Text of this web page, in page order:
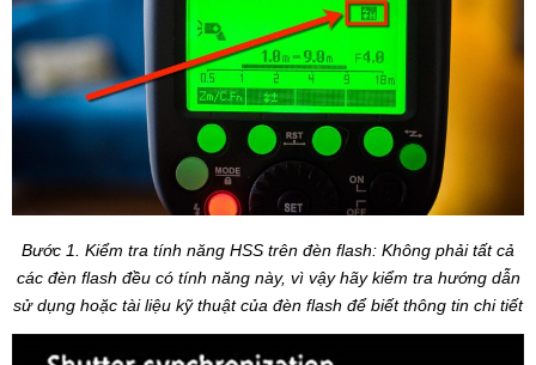
Bước 1. Kiểm tra tính năng HSS trên đèn flash: Không phải tất cả
các đèn flash đều có tính năng này, vì vậy hãy kiểm tra hướng dẫn
sử dụng hoặc tài liệu kỹ thuật của đèn flash để biết thông tin chi tiết